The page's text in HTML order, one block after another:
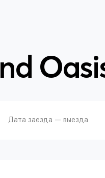
Дата заезда — выезда